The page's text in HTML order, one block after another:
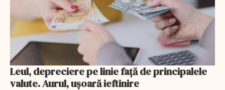
Leul, depreciere pe linie faţă de principalele
valute. Aurul, uşoară ieftinire